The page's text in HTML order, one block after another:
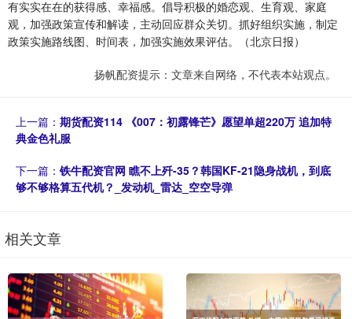
有实实在在的获得感、幸福感。倡导积极的婚恋观、生育观、家庭
观，加强政策宣传和解读，主动回应群众关切。抓好组织实施，制定
政策实施路线图、时间表，加强实施效果评估。（北京日报）
扬帆配资提示：文章来自网络，不代表本站观点。
上一篇： 期货配资114 《007：初露锋芒》愿望单超220万 追加特
典金色礼服
下一篇： 铁牛配资官网 瞧不上歼-35？韩国KF-21隐身战机，到底
够不够格算五代机？_发动机_雷达_空空导弹
相关文章